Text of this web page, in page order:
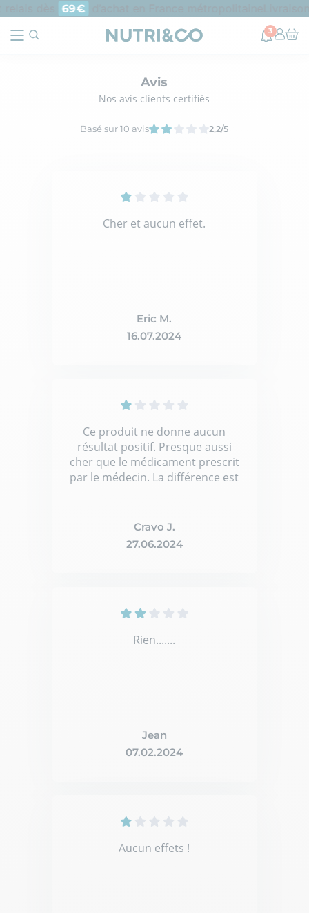
69€ d’achat en France métropolitaine
3
Avis
Nos avis clients certifiés
2,2/5
Basé sur 10 avis
Cher et aucun effet.
Eric M.
16.07.2024
Ce produit ne donne aucun
résultat positif. Presque aussi
cher que le médicament prescrit
par le médecin. La différence est
produit aucun résultat. Donc je
déconseille. C'est de l'arnaque
Cravo J.
27.06.2024
Rien.......
Jean
07.02.2024
Aucun effets !